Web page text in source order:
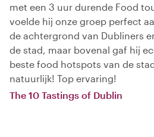
met een 3 uur durende Food
voelde hij onze groep perfect
de achtergrond van Dubliners
de stad, maar bovenal gaf hij
beste food hotspots van de
natuurlijk! Top ervaring!
The 10 Tastings of Dublin